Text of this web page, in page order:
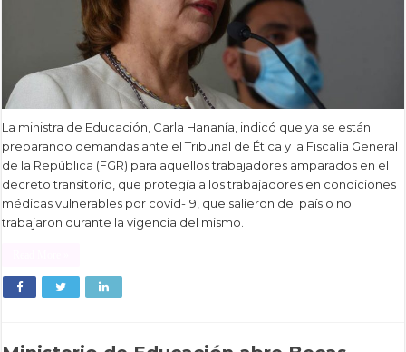
La ministra de Educación, Carla Hananía, indicó que ya se están
preparando demandas ante el Tribunal de Ética y la Fiscalía General
de la República (FGR) para aquellos trabajadores amparados en el
decreto transitorio, que protegía a los trabajadores en condiciones
médicas vulnerables por covid-19, que salieron del país o no
trabajaron durante la vigencia del mismo.